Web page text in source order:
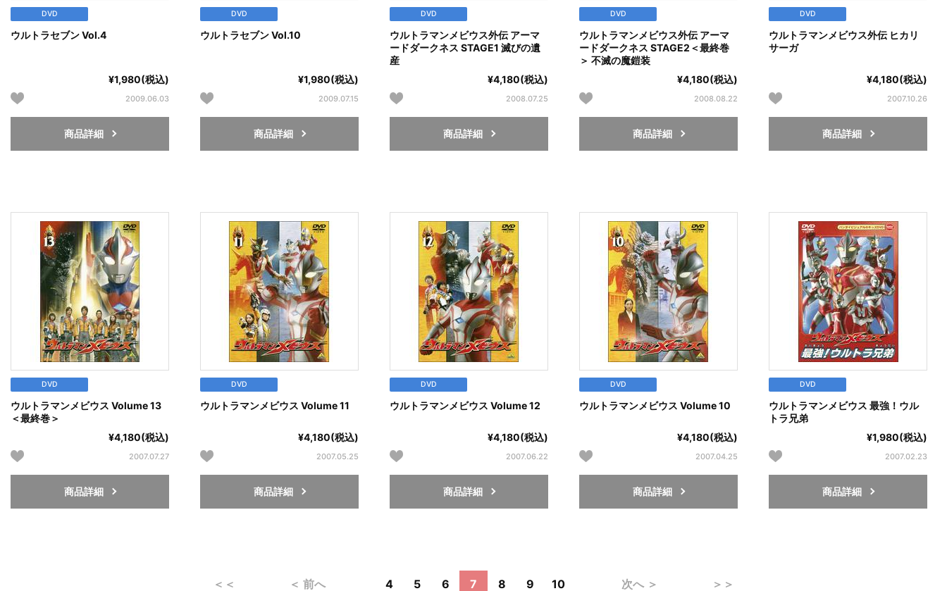
DVD
ウルトラセブン Vol.4
¥1,980(税込)
2009.06.03
商品詳細
DVD
ウルトラセブン Vol.10
¥1,980(税込)
2009.07.15
商品詳細
DVD
ウルトラマンメビウス外伝 アーマ
ードダークネス STAGE1 滅びの遺
産
¥4,180(税込)
2008.07.25
商品詳細
DVD
ウルトラマンメビウス外伝 アーマ
ードダークネス STAGE2＜最終巻
＞ 不滅の魔鎧装
¥4,180(税込)
2008.08.22
商品詳細
DVD
ウルトラマンメビウス外伝 ヒカリ
サーガ
¥4,180(税込)
2007.10.26
商品詳細
DVD
ウルトラマンメビウス Volume 13
＜最終巻＞
¥4,180(税込)
2007.07.27
商品詳細
DVD
ウルトラマンメビウス Volume 11
¥4,180(税込)
2007.05.25
商品詳細
DVD
ウルトラマンメビウス Volume 12
¥4,180(税込)
2007.06.22
商品詳細
DVD
ウルトラマンメビウス Volume 10
¥4,180(税込)
2007.04.25
商品詳細
DVD
ウルトラマンメビウス 最強！ウル
トラ兄弟
¥1,980(税込)
2007.02.23
商品詳細
＜＜ ＜ 前へ 4 5 6 7 8 9 10 次へ ＞ ＞＞